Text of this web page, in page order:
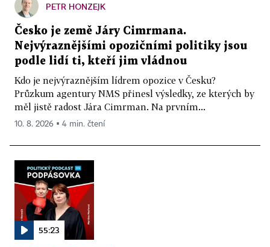
PETR HONZEJK
Česko je země Járy Cimrmana.
Nejvýraznějšími opozičními politiky jsou
podle lidí ti, kteří jim vládnou
Kdo je nejvýraznějším lídrem opozice v Česku?
Průzkum agentury NMS přinesl výsledky, ze kterých by
měl jistě radost Jára Cimrman. Na prvním...
10. 8. 2026 ▪ 4 min. čtení
55:23